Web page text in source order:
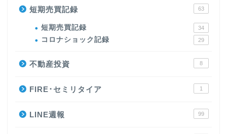
短期売買記録 63
短期売買記録 34
コロナショック記録 29
不動産投資 8
FIRE･セミリタイア 1
LINE週報 99